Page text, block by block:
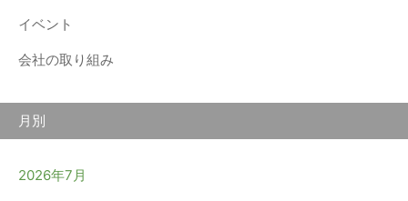
イベント
会社の取り組み
月別
2026年7月